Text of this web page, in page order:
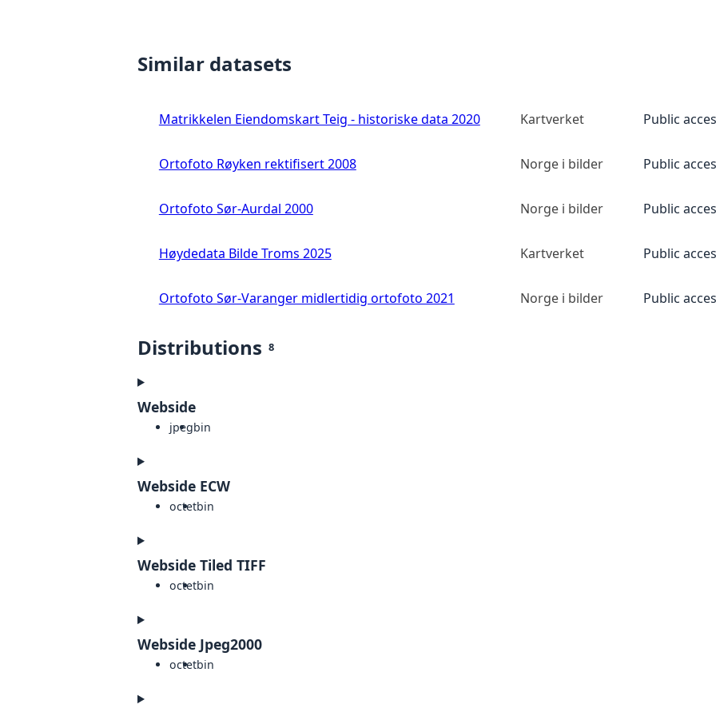
Similar datasets
Matrikkelen Eiendomskart Teig - historiske data 2020 Kartverket Public
Ortofoto Røyken rektifisert 2008 Norge i bilder Public
Ortofoto Sør-Aurdal 2000 Norge i bilder Public
Høydedata Bilde Troms 2025 Kartverket Public
Ortofoto Sør-Varanger midlertidig ortofoto 2021 Norge i bilder Public
Distributions 8
Webside
jpegbin
Webside ECW
octetbin
Webside Tiled TIFF
octetbin
Webside Jpeg2000
octetbin